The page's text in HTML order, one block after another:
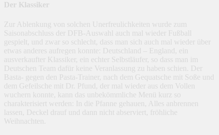
Der Klassiker
Zur Ablenkung von solchen Unerfreulichkeiten wurde zum
Saisonabschluss der DFB-Auswahl auch mal wieder Fußball
gespielt, und zwar so schlecht, dass man sich auch mal wieder über
etwas anderes aufregen konnte: Deutschland – England, ein
ausverkaufter Klassiker, ein echter Selbstläufer, so dass man im
Deutschen Team dafür keine Veranlassung zu haben schien. Der
Basta- gegen den Pasta-Trainer, nach dem Gequatsche mit Soße und
dem Gefeilsche mit Dr. Pfund, der mal wieder aus dem Vollen
wuchern konnte, kann das unbekömmliche Menü kurz so
charakterisiert werden: In die Pfanne gehauen, Alles anbrennen
lassen, Deckel drauf und dann nicht abserviert, fröhliche
Weihnachten.